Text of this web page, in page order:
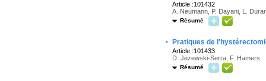
Article :101432
A. Neumann, P. Dayani, L.
Résumé
· Pratiques de
Article :101433
D. Jezewski-Serra, F. Hamers
Résumé